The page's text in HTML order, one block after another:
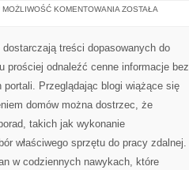
MOŻLIWOŚĆ KOMENTOWANIA JAKIE
BLOGACH
ZOSTAŁA
treści dopasowanych do
prościej odnaleźć cenne informacje bez
portali. Przeglądając blogi wiążące się
domów można dostrzec, że
takich jak wykonanie
właściwego sprzętu do pracy zdalnej.
w codziennych nawykach, które